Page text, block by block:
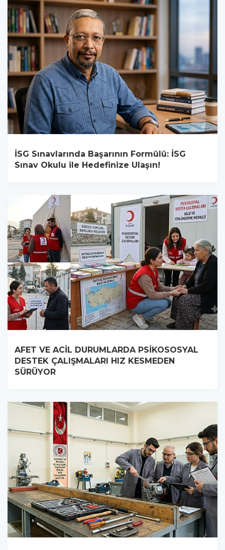
İSG Sınavlarında Başarının Formülü: İSG
Sınav Okulu ile Hedefinize Ulaşın!
AFET VE ACİL DURUMLARDA PSİKOSOSYAL
DESTEK ÇALIŞMALARI HIZ KESMEDEN
SÜRÜYOR